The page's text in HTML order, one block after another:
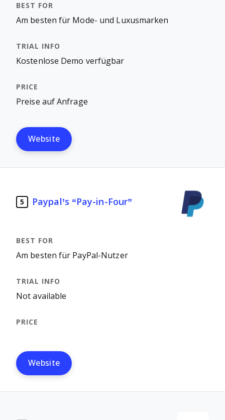
Am besten für Mode- und Luxusmarken
Kostenlose Demo verfügbar
Preise auf Anfrage
Website
5 Paypal’s “Pay-in-Four”
Am besten für PayPal-Nutzer
Not available
Website